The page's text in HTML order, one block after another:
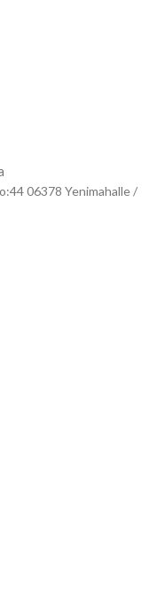
06378 Yenimahalle /